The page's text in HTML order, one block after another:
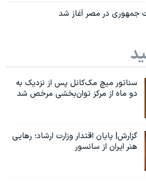
جمهوری در مصر آغاز شد
سناتور میچ مک‌کانل پس از نزدیک به
دو ماه از مرکز توان‌بخشی مرخص شد
گزارش| پایان اقتدار وزارت ارشاد؛ رهایی
هنر ایران از سانسور